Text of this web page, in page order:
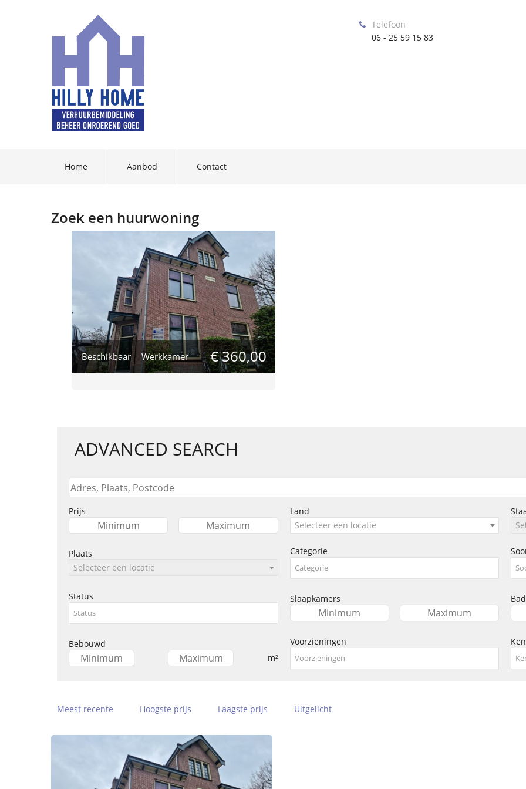
Telefoon
06 - 25 59 15 83
Home Aanbod Contact
Zoek een huurwoning
Beschikbaar Werkkamer € 360,00
ADVANCED SEARCH
Prijs
Land
Selecteer een locatie
Plaats
Selecteer een locatie
Categorie
Status Slaapkamers
Bebouwd
m²
Voorzieningen
Meest recente Hoogste prijs Laagste prijs Uitgelicht